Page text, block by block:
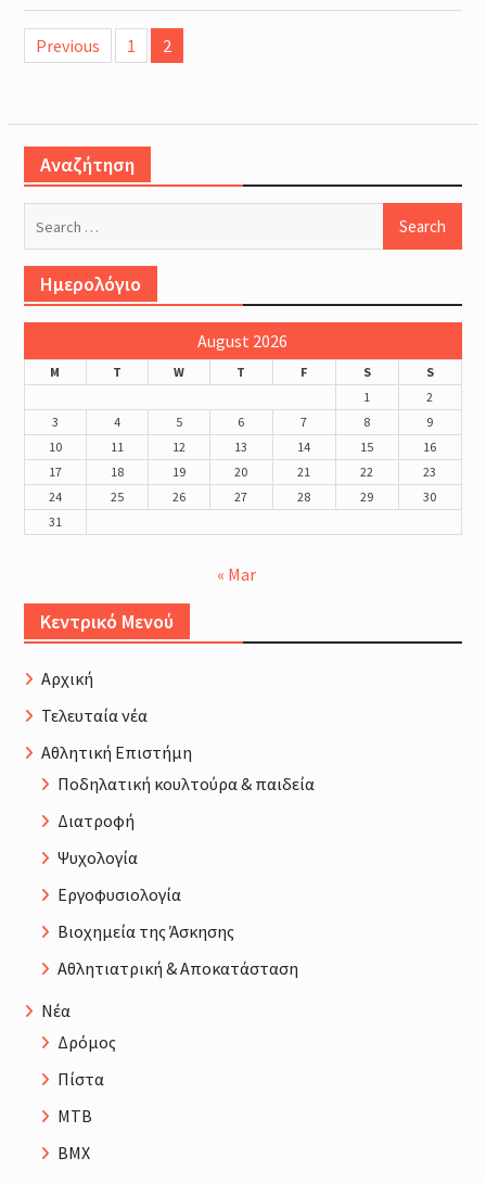
Posts
navigation
Previous 1 2
Αναζήτηση
Ημερολόγιο
August 2026
M T W T F S
S
1
2
3
4 5 6 7 8
9
10
11 12 13 14 15
16
17
18 19 20 21 22
23
24
25 26 27 28 29
30
31
« Mar
Κεντρικό Μενού
Αρχική
Τελευταία νέα
Αθλητική Επιστήμη
Ποδηλατική κουλτούρα & παιδεία
Διατροφή
Ψυχολογία
Εργοφυσιολογία
Βιοχημεία της Άσκησης
Αθλητιατρική & Αποκατάσταση
Νέα
Δρόμος
Πίστα
MTB
BMX